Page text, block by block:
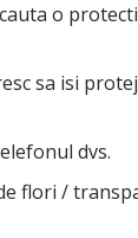
o
sa isi
dvs.
flori /